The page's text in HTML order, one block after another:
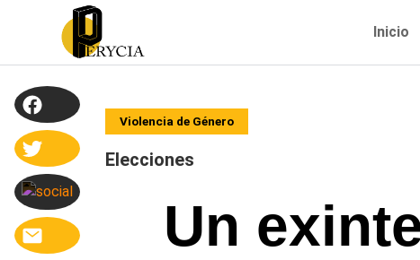
Inicio
Violencia de Género
Elecciones
Un